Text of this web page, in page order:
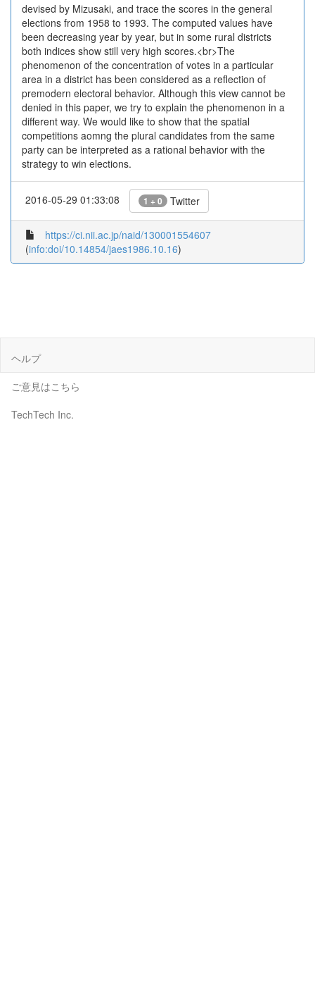
devised by Mizusaki, and trace the scores in the general
elections from 1958 to 1993. The computed values have
been decreasing year by year, but in some rural districts
both indices show still very high scores.<br>The
phenomenon of the concentration of votes in a particular
area in a district has been considered as a reflection of
premodern electoral behavior. Although this view cannot be
denied in this paper, we try to explain the phenomenon in a
different way. We would like to show that the spatial
competitions aomng the plural candidates from the same
party can be interpreted as a rational behavior with the
strategy to win elections.
2016-05-29 01:33:08 1 + 0 Twitter
https://ci.nii.ac.jp/naid/130001554607
(info:doi/10.14854/jaes1986.10.16)
ヘルプ
ご意見はこちら
TechTech Inc.